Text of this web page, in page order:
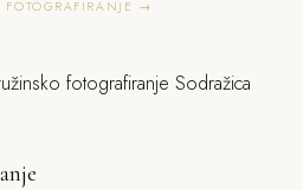
FOTOGRAFIRANJE →